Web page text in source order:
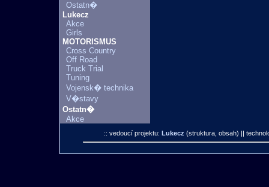
Ostatn�
Lukecz
Akce
Girls
MOTORISMUS
Cross Country
Off Road
Truck Trial
Tuning
Vojensk� technika
V�stavy
Ostatn�
Akce
:: vedoucí projektu: Lukecz (struktura, obsah) ||